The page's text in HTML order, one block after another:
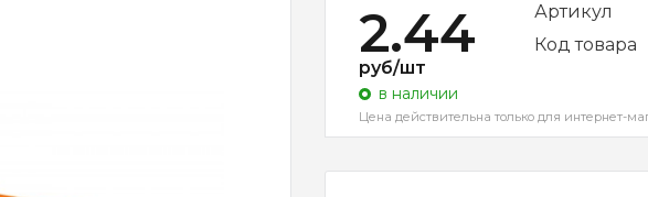
2.44
руб/шт
в наличии
Цена действительна только для интернет-
Артикул
Код товара